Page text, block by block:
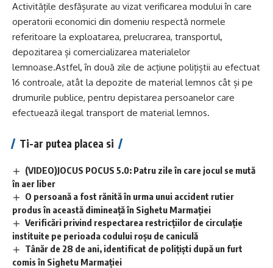
Activitățile desfășurate au vizat verificarea modului în care
operatorii economici din domeniu respectă normele
referitoare la exploatarea, prelucrarea, transportul,
depozitarea și comercializarea materialelor
lemnoase.Astfel, în două zile de acțiune polițiștii au efectuat
16 controale, atât la depozite de material lemnos cât și pe
drumurile publice, pentru depistarea persoanelor care
efectuează ilegal transport de material lemnos.
Ti-ar putea placea si
(VIDEO)JOCUS POCUS 5.0: Patru zile în care jocul se mută
în aer liber
O persoană a fost rănită în urma unui accident rutier
produs în această dimineață în Sighetu Marmației
Verificări privind respectarea restricțiilor de circulație
instituite pe perioada codului roșu de caniculă
Tânăr de 28 de ani, identificat de polițiști după un furt
comis în Sighetu Marmației